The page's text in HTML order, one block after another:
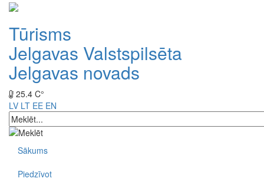
Tūrisms
Jelgavas Valstspilsēta
Jelgavas novads
25.4 C°
LV LT EE EN
Sākums
Piedzīvot